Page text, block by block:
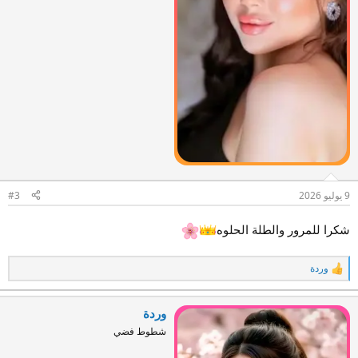
9 يوليو 2026 #3
شكرا للمرور والطلة الحلوه
ا
ل
ت
ف
ا
ع
وردة
وردة
شطوط فضي